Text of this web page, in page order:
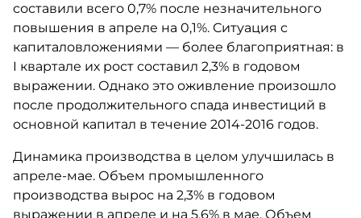
составили всего 0,7% после незначительного
повышения в апреле на 0,1%. Ситуация с
капиталовложениями — более благоприятная: в
I квартале их рост составил 2,3% в годовом
выражении. Однако это оживление произошло
после продолжительного спада инвестиций в
основной капитал в течение 2014-2016 годов.
Динамика производства в целом улучшилась в
апреле-мае. Объем промышленного
производства вырос на 2,3% в годовом
выражении в апреле и на 5,6% в мае. Объем